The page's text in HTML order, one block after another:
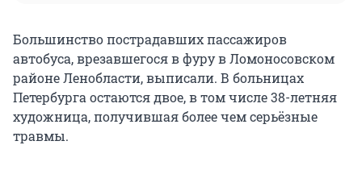
Большинство пострадавших пассажиров
автобуса, врезавшегося в фуру в Ломоносовском
районе Ленобласти, выписали. В больницах
Петербурга остаются двое, в том числе 38-летняя
художница, получившая более чем серьёзные
травмы.